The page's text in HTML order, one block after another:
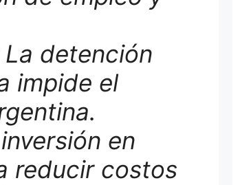
detención
impide el
en
reducir costos